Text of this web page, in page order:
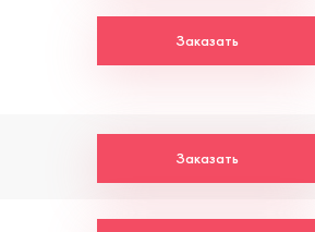
Заказать
Заказать